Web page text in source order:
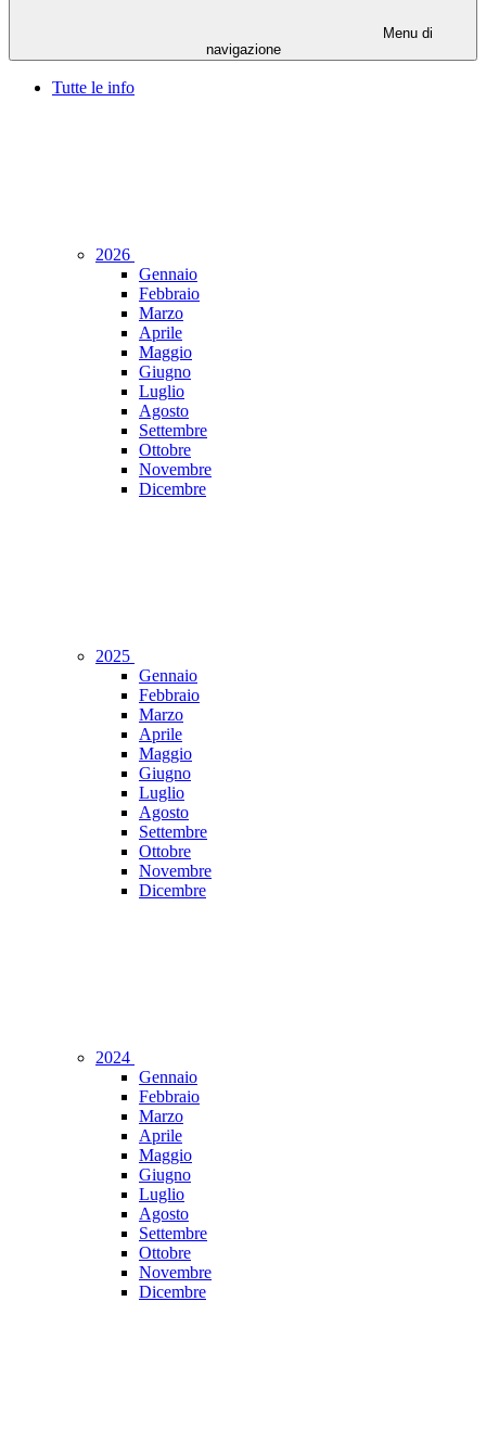
Menu di
navigazione
Tutte le info
2026
Gennaio
Febbraio
Marzo
Aprile
Maggio
Giugno
Luglio
Agosto
Settembre
Ottobre
Novembre
Dicembre
2025
Gennaio
Febbraio
Marzo
Aprile
Maggio
Giugno
Luglio
Agosto
Settembre
Ottobre
Novembre
Dicembre
2024
Gennaio
Febbraio
Marzo
Aprile
Maggio
Giugno
Luglio
Agosto
Settembre
Ottobre
Novembre
Dicembre